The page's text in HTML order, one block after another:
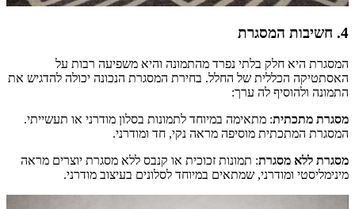
4. חשיבות המסגרת
המסגרת היא חלק בלתי נפרד מהתמונה והיא משפיעה רבות על
האסתטיקה הכללית של החלל. בחירת המסגרת הנכונה יכולה להדגיש את
התמונה ולהוסיף לה ערך:
מסגרת מתכתית: מתאימה במיוחד לתמונות בסלון מודרני או תעשייתי.
המסגרת המתכתית מוסיפה מראה נקי, חד ומודרני.
מסגרת ללא מסגרת: תמונות זכוכית או קנבס ללא מסגרת יוצרים מראה
מינימליסטי ומודרני, שמתאים במיוחד לסלונים בעיצוב מודרני.